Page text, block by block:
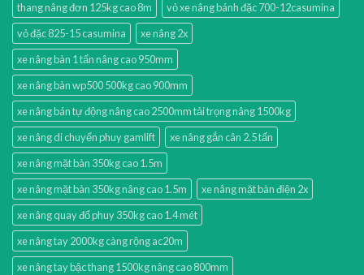
thang nâng đơn 125kg cao 8m
vỏ xe nâng bánh đặc 700-12casumina
vỏ đặc 825-15 casumina
xe nâng 2x
xe nâng bàn 1 tấn nâng cao 950mm
xe nâng bàn wp500 500kg cao 900mm
xe nâng bán tự động nâng cao 2500mm tải trọng nâng 1500kg
xe nâng di chuyển phuy gamlift
xe nâng gắn cân 2.5 tấn
xe nâng mặt bàn 350kg cao 1.5m
xe nâng mặt bàn 350kg nâng cao 1.5m
xe nâng mặt bàn điện 2x
xe nâng quay đổ phuy 350kg cao 1.4 mét
xe nâng tay 2000kg càng rộng ac20m
xe nâng tay bậc thang 1500kg nâng cao 800mm